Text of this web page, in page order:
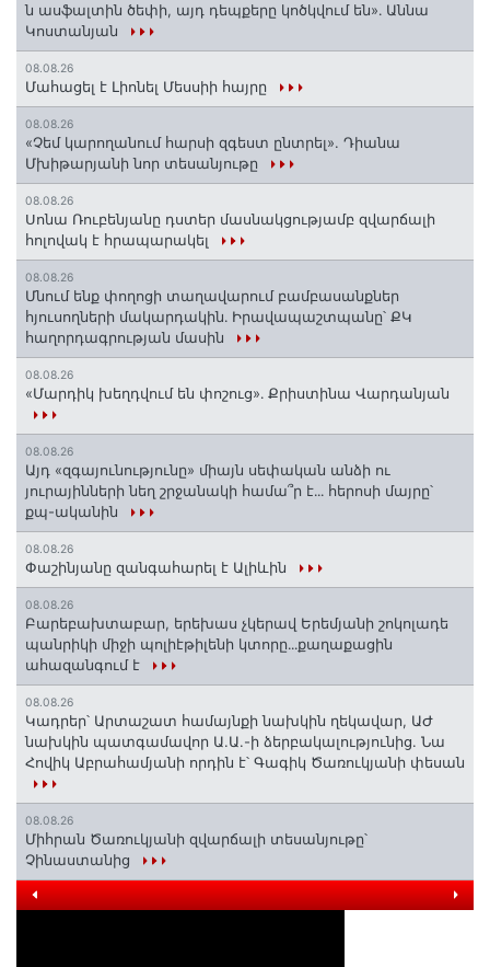
ն ասֆալտին ծեփի, այդ դեպքերը կոծկվում են»․ Աննա
Կոստանյան
08.08.26
Մահացել է Լիոնել Մեսսիի հայրը
08.08.26
«Չեմ կարողանում հարսի զգեստ ընտրել». Դիանա
Մխիթարյանի նոր տեսանյութը
08.08.26
Սոնա Ռուբենյանը դստեր մասնակցությամբ զվարճալի
հոլովակ է հրապարակել
08.08.26
Մնում ենք փողոցի տաղավարում բամբասանքներ
հյուսողների մակարդակին․ Իրավապաշտպանը՝ ՔԿ
հաղորդագրության մասին
08.08.26
«Մարդիկ խեղդվում են փոշուց»․ Քրիստինա Վարդանյան
08.08.26
Այդ «զգայունությունը» միայն սեփական անձի ու
յուրայինների նեղ շրջանակի համա՞ր է․․․ հերոսի մայրը՝
քպ-ականին
08.08.26
Փաշինյանը զանգահարել է Ալիևին
08.08.26
Բարեբախտաբար, երեխաս չկերավ Երեմյանի շոկոլադե
պանրիկի միջի պոլիէթիլենի կտորը․․․քաղաքացին
ահազանգում է
08.08.26
Կադրեր՝ Արտաշատ համայնքի նախկին ղեկավար, ԱԺ
նախկին պատգամավոր Ա.Ա.-ի ձերբակալությունից. Նա
Հովիկ Աբրահամյանի որդին է՝ Գագիկ Ծառուկյանի փեսան
08.08.26
Միհրան Ծառուկյանի զվարճալի տեսանյութը՝
Չինաստանից